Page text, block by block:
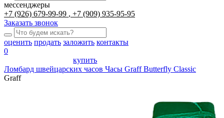
мессенджеры
+7 (926) 679-99-99
+7 (909) 935-95-95
Заказать звонок
оценить продать заложить контакты
0
купить
Ломбард швейцарских часов Часы Graff Butterfly Classic
Graff